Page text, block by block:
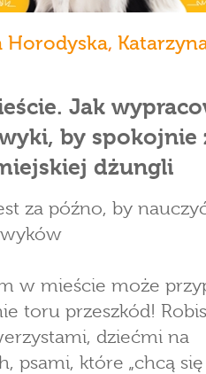
Horodyska,
Jak
by spokojnie
dżungli
za późno, by
w mieście może
toru przeszkód!
dziećmi na
psami, które „chcą